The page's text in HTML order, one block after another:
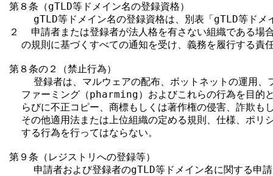
第８条（gTLD等ドメイン名の登録資格）
gTLD等ドメイン名の登録資格は、別表「gTLD等ドメ
２  申請者または登録者が法人格を有さない組織である場
の規則に基づくすべての通知を受け、義務を履行する責
第８条の２（禁止行為）
登録者は、マルウェアの配布、ボットネットの運用
ファーミング（pharming）およびこれらの行為を目的
らびに不正コピー、商標もしくは著作権の侵害、詐欺も
その他適用法または上位組織の定める規則、仕様、ポリ
  する行為を行ってはならない。
第９条（レジストリへの登録等）
申請者および登録者のgTLD等ドメイン名に関する申